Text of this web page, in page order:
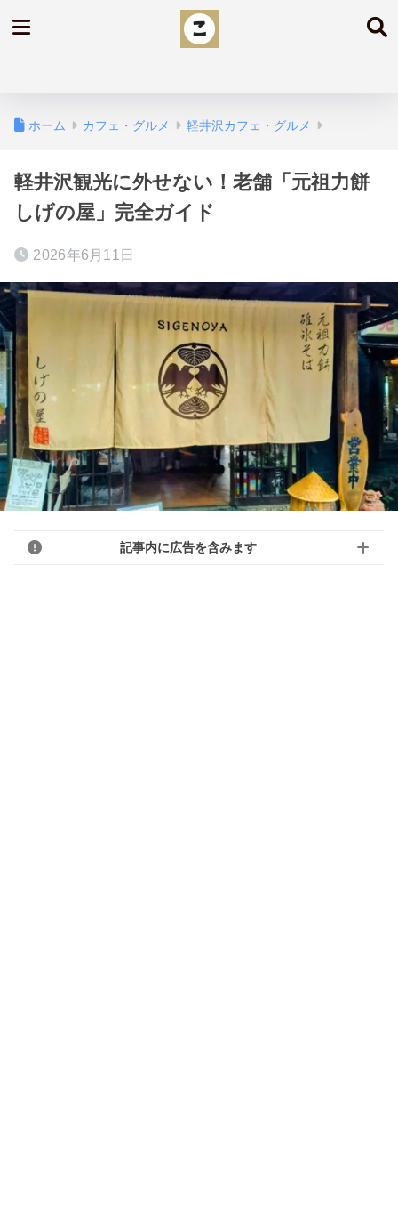
ホーム カフェ・グルメ 軽井沢カフェ・グルメ
軽井沢観光に外せない！老舗「元祖力餅
しげの屋」完全ガイド
2026年6月11日
記事内に広告を含みます